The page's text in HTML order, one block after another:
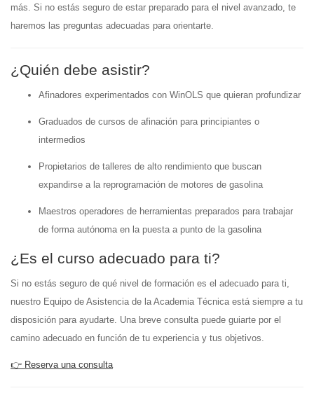
más. Si no estás seguro de estar preparado para el nivel avanzado, te
haremos las preguntas adecuadas para orientarte.
¿Quién debe asistir?
Afinadores experimentados con WinOLS que quieran profundizar
Graduados de cursos de afinación para principiantes o
intermedios
Propietarios de talleres de alto rendimiento que buscan
expandirse a la reprogramación de motores de gasolina
Maestros operadores de herramientas preparados para trabajar
de forma autónoma en la puesta a punto de la gasolina
¿Es el curso adecuado para ti?
Si no estás seguro de qué nivel de formación es el adecuado para ti,
nuestro Equipo de Asistencia de la Academia Técnica está siempre a tu
disposición para ayudarte. Una breve consulta puede guiarte por el
camino adecuado en función de tu experiencia y tus objetivos.
👉 Reserva una consulta